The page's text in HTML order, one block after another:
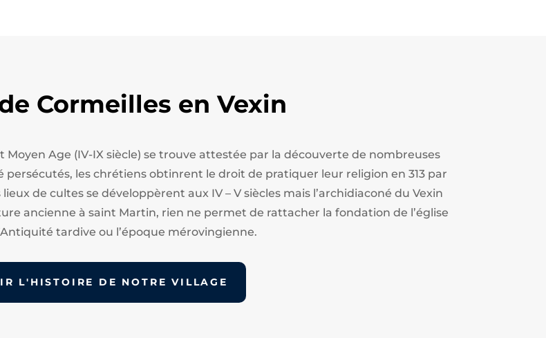
Cormeilles en Vexin
Moyen Age (IV-IX siècle) se trouve attestée par la découverte de nombreuses
les chrétiens obtinrent le droit de pratiquer leur religion en 313 par
de cultes se développèrent aux IV – V siècles mais l’archidiaconé du Vexin
ancienne à saint Martin, rien ne permet de rattacher la fondation de l’église
tardive ou l’époque mérovingienne.
L'HISTOIRE DE NOTRE VILLAGE